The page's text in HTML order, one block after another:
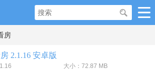
房
2.1.16 安卓版
大小：72.87 MB